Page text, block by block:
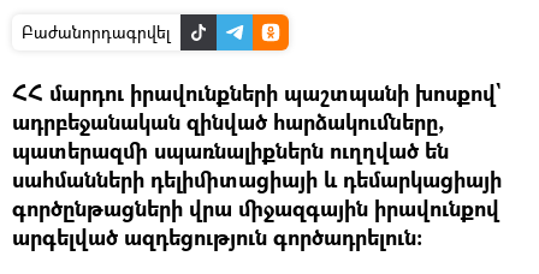
Բաժանորդագրվել
ՀՀ մարդու իրավունքների պաշտպանի խոսքով`
ադրբեջանական զինված հարձակումները,
պատերազմի սպառնալիքներն ուղղված են
սահմանների դելիմիտացիայի և դեմարկացիայի
գործընթացների վրա միջազգային իրավունքով
արգելված ազդեցություն գործադրելուն: